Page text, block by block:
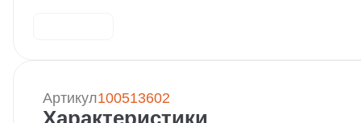
Артикул100513602
Характеристики